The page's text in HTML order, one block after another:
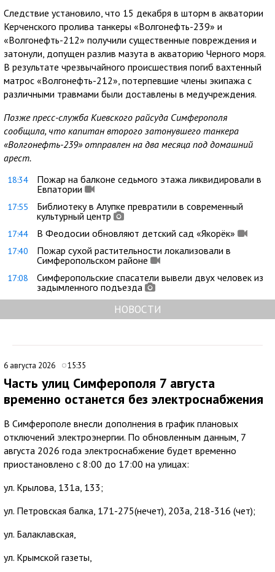
Следствие установило, что 15 декабря в шторм в акватории
Керченского пролива танкеры «Волгонефть-239» и
«Волгонефть-212» получили существенные повреждения и
затонули, допущен разлив мазута в акваторию Черного моря.
В результате чрезвычайного происшествия погиб вахтенный
матрос «Волгонефть-212», потерпевшие члены экипажа с
различными травмами были доставлены в медучреждения.
Позже пресс-служба Киевского райсуда Симферополя
сообщила, что капитан второго затонувшего танкера
«Волгонефть-239» отправлен на два месяца под домашний
арест.
18:34
Пожар на балконе седьмого этажа ликвидировали в
Евпатории
17:55
Библиотеку в Алупке превратили в современный
культурный центр
17:44 В Феодосии обновляют детский сад «Якорёк»
17:40
Пожар сухой растительности локализовали в
Симферопольском районе
17:08
Симферопольские спасатели вывели двух человек из
задымленного подъезда
НОВОСТИ
6 августа 2026 15:35
Часть улиц Симферополя 7 августа
временно останется без электроснабжения
В Симферополе внесли дополнения в график плановых
отключений электроэнергии. По обновленным данным, 7
августа 2026 года электроснабжение будет временно
приостановлено с 8:00 до 17:00 на улицах:
ул. Крылова, 131а, 133;
ул. Петровская балка, 171-275(нечет), 203а, 218-316 (чет);
ул. Балаклавская,
ул. Крымской газеты,